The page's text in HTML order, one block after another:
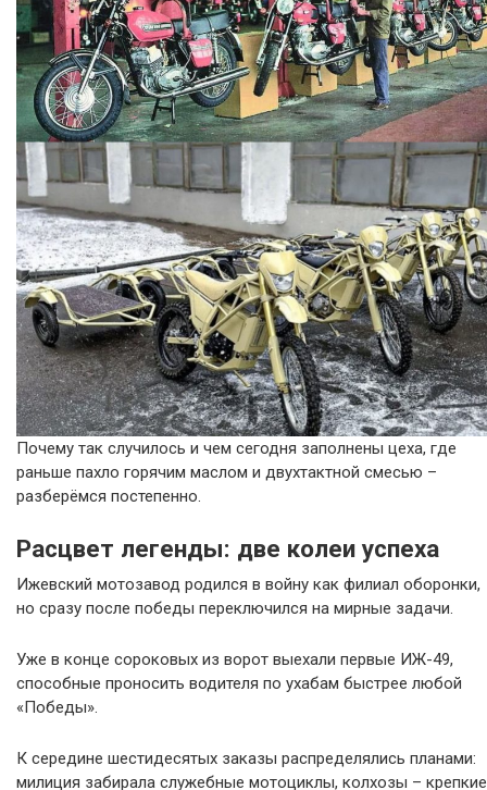
Почему так случилось и чем сегодня заполнены цеха, где
раньше пахло горячим маслом и двухтактной смесью –
разберёмся постепенно.
Расцвет легенды: две колеи успеха
Ижевский мотозавод родился в войну как филиал оборонки,
но сразу после победы переключился на мирные задачи.
Уже в конце сороковых из ворот выехали первые ИЖ-49,
способные проносить водителя по ухабам быстрее любой
«Победы».
К середине шестидесятых заказы распределялись планами:
милиция забирала служебные мотоциклы, колхозы – крепкие